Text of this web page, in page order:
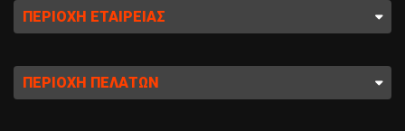
ΠΕΡΙΟΧΉ ΕΤΑΙΡΕΊΑΣ
ΠΕΡΙΟΧΉ ΠΕΛΑΤΏΝ